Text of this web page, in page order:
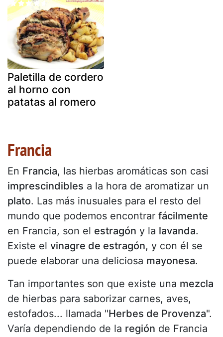
Paletilla de cordero
al horno con
patatas al romero
Francia
En Francia, las hierbas aromáticas son casi
imprescindibles a la hora de aromatizar un
plato. Las más inusuales para el resto del
mundo que podemos encontrar fácilmente
en Francia, son el estragón y la lavanda.
Existe el vinagre de estragón, y con él se
puede elaborar una deliciosa mayonesa.
Tan importantes son que existe una mezcla
de hierbas para saborizar carnes, aves,
estofados... llamada "Herbes de Provenza".
Varía dependiendo de la región de Francia